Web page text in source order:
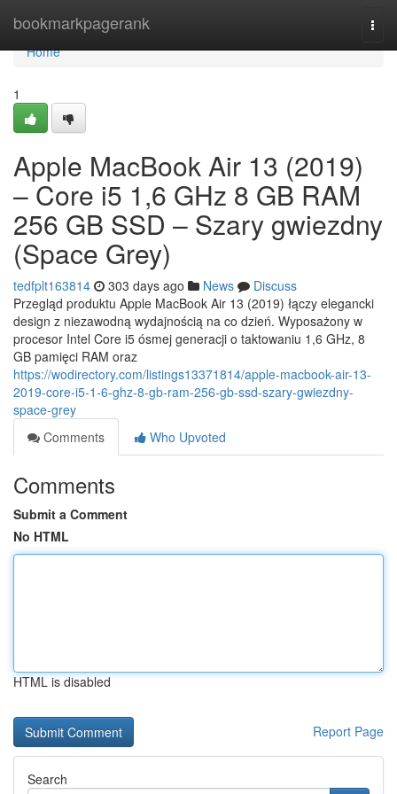
bookmarkpagerank
Home
Home
1
Apple MacBook Air 13 (2019)
– Core i5 1,6 GHz 8 GB RAM
256 GB SSD – Szary gwiezdny
(Space Grey)
tedfplt163814 303 days ago News
Discuss
Przegląd produktu Apple MacBook Air 13 (2019) łączy elegancki
design z niezawodną wydajnością na co dzień. Wyposażony w
procesor Intel Core i5 ósmej generacji o taktowaniu 1,6 GHz, 8
GB pamięci RAM oraz
https://wodirectory.com/listings13371814/apple-macbook-air-13-
2019-core-i5-1-6-ghz-8-gb-ram-256-gb-ssd-szary-gwiezdny-
space-grey
Comments
Who Upvoted
Comments
Submit a Comment
No HTML
HTML is disabled
Report Page
Search